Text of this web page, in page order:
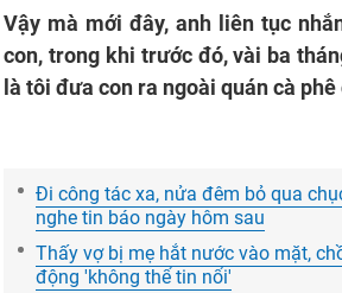
Vậy mà mới đây, anh liên tục
con, trong khi trước đó, vài ba
là tôi đưa con ra ngoài quán cà phê
Đi công tác xa, nửa đêm bỏ qua
nghe tin báo ngày hôm sau
Thấy vợ bị mẹ hắt nước vào mặt,
động 'không thể tin nổi'